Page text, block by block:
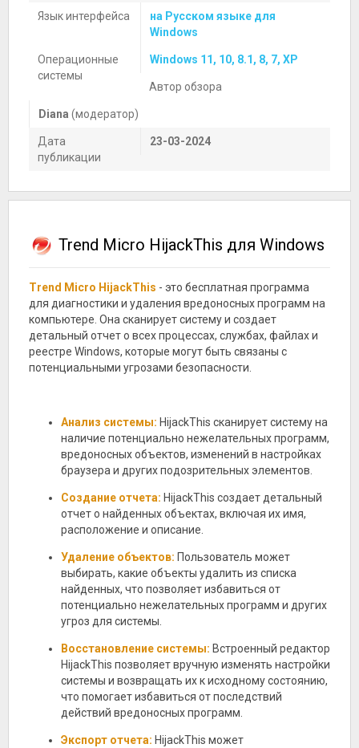
Язык интерфейса
на Русском языке для
Windows
Операционные
системы
Windows 11, 10, 8.1, 8, 7, XP
Автор обзора
Diana (модератор)
Дата
публикации
23-03-2024
Trend Micro HijackThis для Windows
Trend Micro HijackThis - это бесплатная программа
для диагностики и удаления вредоносных программ на
компьютере. Она сканирует систему и создает
детальный отчет о всех процессах, службах, файлах и
реестре Windows, которые могут быть связаны с
потенциальными угрозами безопасности.
Анализ системы: HijackThis сканирует систему на
наличие потенциально нежелательных программ,
вредоносных объектов, изменений в настройках
браузера и других подозрительных элементов.
Создание отчета: HijackThis создает детальный
отчет о найденных объектах, включая их имя,
расположение и описание.
Удаление объектов: Пользователь может
выбирать, какие объекты удалить из списка
найденных, что позволяет избавиться от
потенциально нежелательных программ и других
угроз для системы.
Восстановление системы: Встроенный редактор
HijackThis позволяет вручную изменять настройки
системы и возвращать их к исходному состоянию,
что помогает избавиться от последствий
действий вредоносных программ.
Экспорт отчета: HijackThis может